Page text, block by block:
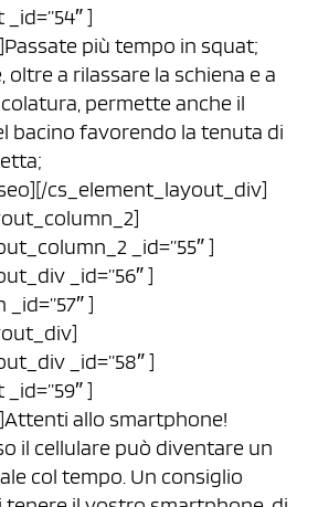
]
più tempo in squat;
oltre a rilassare la schiena e a
permette anche il
bacino favorendo la tenuta di
cs_element_layout_div]
_id=”55″ ]
_id=”56″ ]
]
_id=”58″ ]
]
allo smartphone!
il cellulare può diventare un
col tempo. Un consiglio